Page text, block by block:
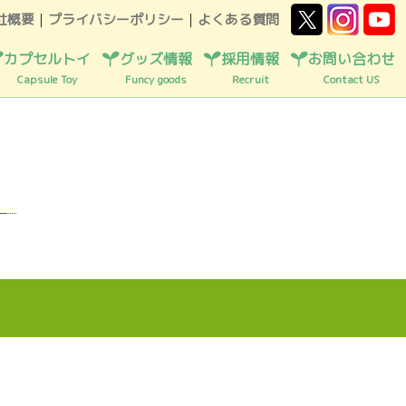
カプセルトイ
Capsule Toy
グッズ情報
Funcy goods
採用情報
Recruit
お問い合わせ
Contact US
概要 ｜ プライバシーポリシー ｜ よくある質問